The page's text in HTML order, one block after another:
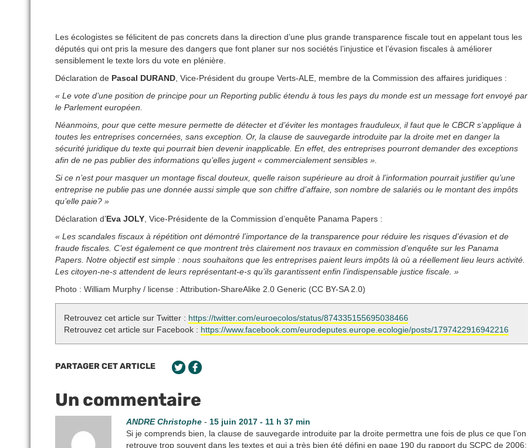
Les écologistes se félicitent de pas concrets dans la direction d’une plus grande transparence fiscale tout en appelant tous les
députés qui ont pris la mesure des dangers que font planer sur nos sociétés l’injustice et l’évasion fiscales à améliorer
sensiblement le texte lors du vote en plénière.
Déclaration de Pascal DURAND, Vice-Président du groupe Verts-ALE, membre de la Commission des affaires juridiques :
« Le vote d’une position de principe pour un Reporting public étendu à tous les pays du monde est un message fort envoyé par
le Parlement européen.
Néanmoins, pour que cette mesure permette de détecter et d’éviter les montages frauduleux, il faut que le CBCR s’applique à
toutes les entreprises concernées, sans exception. Or, la clause de sauvegarde introduite par la droite met en danger la
sécurité juridique du texte qui pourrait bien devenir inapplicable. En effet, des entreprises pourront demander des exceptions
afin de ne pas publier des informations qu’elles jugent « commercialement sensibles ».
Si ce n’est pour masquer un montage fiscal douteux, quelle raison supérieure au droit à l’information pourrait justifier qu’une
entreprise ne publie pas une donnée aussi simple que son chiffre d’affaire, son nombre de salariés ou le montant des impôts
qu’elle paie? »
Déclaration d’Eva JOLY, Vice-Présidente de la Commission d’enquête Panama Papers :
« Les scandales fiscaux à répétition ont démontré l’importance de la transparence pour réduire les risques d’évasion et de
fraude fiscales. C’est également ce que montrent très clairement nos travaux en commission d’enquête sur les Panama
Papers. Notre objectif est simple : nous souhaitons que les entreprises paient leurs impôts là où a réellement lieu leurs activité.
Les citoyen-ne-s attendent de leurs représentant-e-s qu’ils garantissent enfin l’indispensable justice fiscale. »
Photo : William Murphy / license : Attribution-ShareAlike 2.0 Generic (CC BY-SA 2.0)
Retrouvez cet article sur Twitter : https://twitter.com/euroecolos/status/874335155695038466
Retrouvez cet article sur Facebook : https://www.facebook.com/eurodeputes.europe.ecologie/posts/1797422916942216
PARTAGER CET ARTICLE
Un commentaire
ANDRE Christophe -15 juin 2017 - 11 h 37 min
Si je comprends bien, la clause de sauvegarde introduite par la droite permettra une fois de plus ce que l’on
retrouve trop souvent dans les textes et qui a très bien été défini en page 190 du rapport du SCPC de 2006: